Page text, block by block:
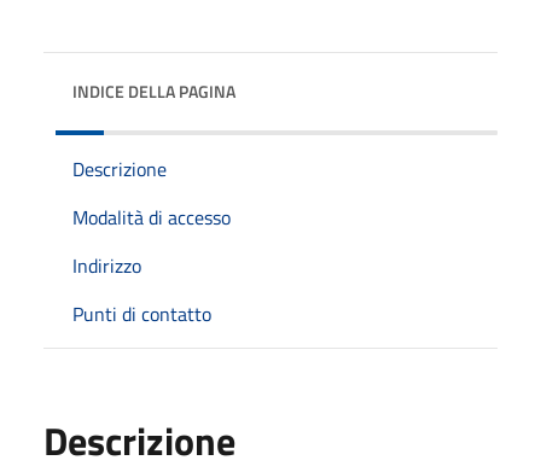
INDICE DELLA PAGINA
Descrizione
Modalità di accesso
Indirizzo
Punti di contatto
Descrizione